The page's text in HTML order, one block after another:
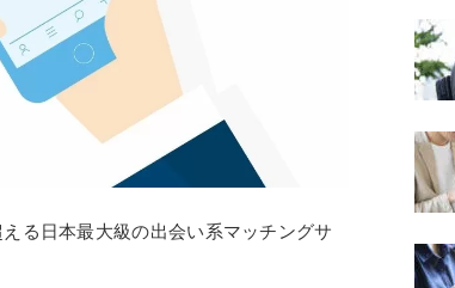
る日本最大級の出会い系マッチングサ